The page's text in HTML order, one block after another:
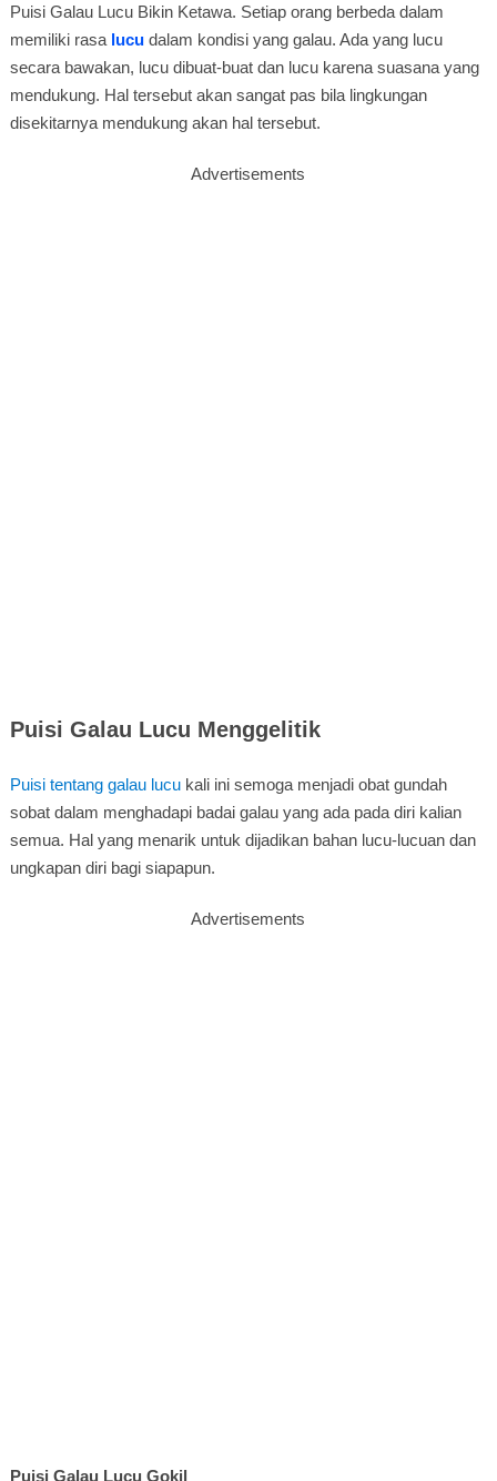
Puisi Galau Lucu Bikin Ketawa. Setiap orang berbeda dalam
memiliki rasa lucudalam kondisi yang galau. Ada yang lucu
secara bawakan, lucu dibuat-buat dan lucu karena suasana yang
mendukung. Hal tersebut akan sangat pas bila lingkungan
disekitarnya mendukung akan hal tersebut.
Advertisements
Puisi Galau Lucu Menggelitik
Puisi tentang galau lucukali ini semoga menjadi obat gundah
sobat dalam menghadapi badai galau yang ada pada diri kalian
semua. Hal yang menarik untuk dijadikan bahan lucu-lucuan dan
ungkapan diri bagi siapapun.
Advertisements
Puisi Galau Lucu Gokil